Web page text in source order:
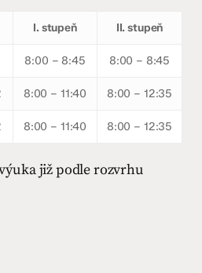
I. stupeň II. stupeň
8:00 – 8:45 8:00 – 8:45
8:00 – 11:40 8:00 – 12:35
8:00 – 11:40 8:00 – 12:35
již podle rozvrhu